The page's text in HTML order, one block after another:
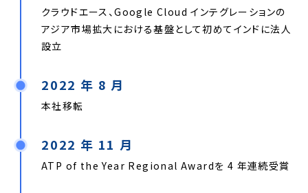
クラウドエース、Google Cloud インテグレーションの
アジア市場拡大における基盤として初めてインドに法人
設立
2022 年 8 月
本社移転
2022 年 11 月
ATP of the Year Regional Awardを 4 年連続受賞